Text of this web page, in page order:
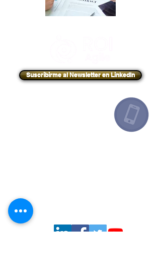
Suscribirme al Newsletter en LinkedIn
E-mail//
Síguenos